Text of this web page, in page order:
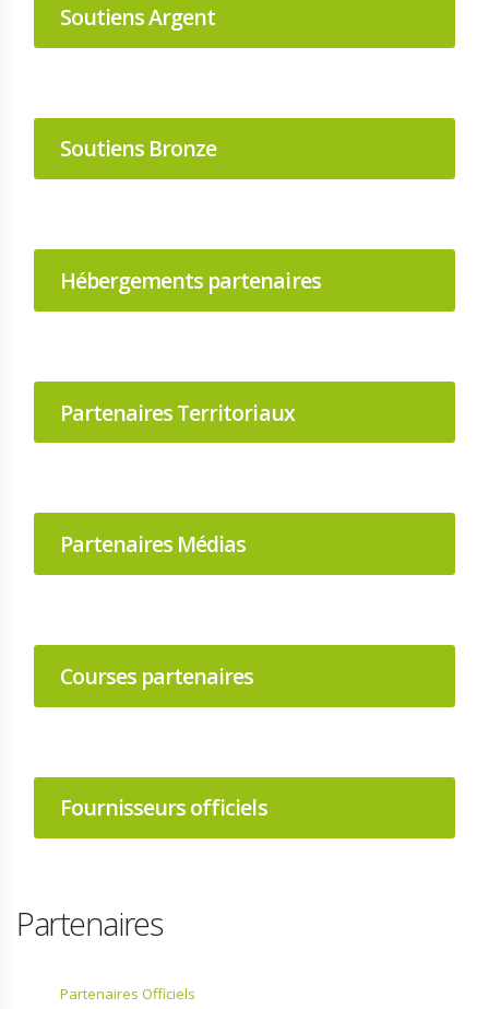
Soutiens Argent
Soutiens Bronze
Hébergements partenaires
Partenaires Territoriaux
Partenaires Médias
Courses partenaires
Fournisseurs officiels
Partenaires
Partenaires Officiels